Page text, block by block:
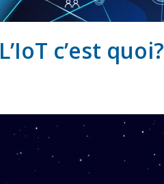
L’IoT c’est quoi?